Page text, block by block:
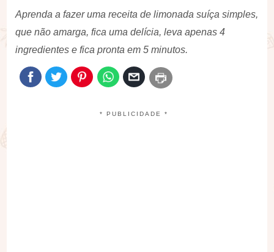
Aprenda a fazer uma receita de limonada suíça simples,
que não amarga, fica uma delícia, leva apenas 4
ingredientes e fica pronta em 5 minutos.
* PUBLICIDADE *